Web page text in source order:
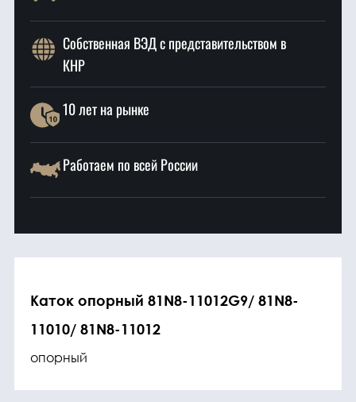
Собственная ВЭД с представительством в
КНР
10 лет на рынке
Работаем по всей России
Каток опорный 81N8-11012G9/ 81N8-
11010/ 81N8-11012
опорный